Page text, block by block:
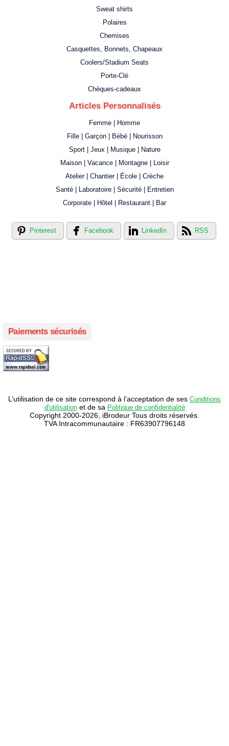
Sweat shirts
Polaires
Chemises
Casquettes, Bonnets, Chapeaux
Coolers/Stadium Seats
Porte-Clé
Chèques-cadeaux
Articles Personnalisés
Femme | Homme
Fille | Garçon | Bébé | Nourisson
Sport | Jeux | Musique | Nature
Maison | Vacance | Montagne | Loisir
Atelier | Chantier | École | Crèche
Santé | Laboratoire | Sécurité | Entretien
Corporate | Hôtel | Restaurant | Bar
Pinterest Facebook LinkedIn RSS
Paiements sécurisés
L’utilisation de ce site correspond à l’acceptation de ses Conditions
d'utilisationet de sa Politique de confidentialité
Copyright 2000-2026, iBrodeur Tous droits réservés.
TVA Intracommunautaire : FR63907796148